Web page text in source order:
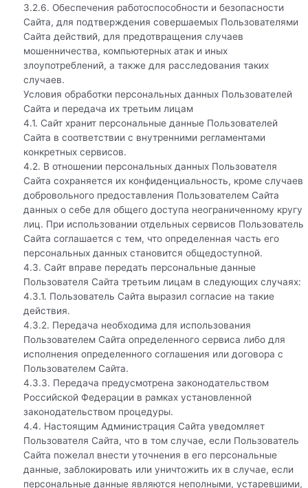
3.2.6. Обеспечения работоспособности и безопасности
Сайта, для подтверждения совершаемых Пользователями
Сайта действий, для предотвращения случаев
мошенничества, компьютерных атак и иных
злоупотреблений, а также для расследования таких
случаев.
Условия обработки персональных данных Пользователей
Сайта и передача их третьим лицам
4.1. Сайт хранит персональные данные Пользователей
Сайта в соответствии с внутренними регламентами
конкретных сервисов.
4.2. В отношении персональных данных Пользователя
Сайта сохраняется их конфиденциальность, кроме случаев
добровольного предоставления Пользователем Сайта
данных о себе для общего доступа неограниченному кругу
лиц. При использовании отдельных сервисов Пользователь
Сайта соглашается с тем, что определенная часть его
персональных данных становится общедоступной.
4.3. Сайт вправе передать персональные данные
Пользователя Сайта третьим лицам в следующих случаях:
4.3.1. Пользователь Сайта выразил согласие на такие
действия.
4.3.2. Передача необходима для использования
Пользователем Сайта определенного сервиса либо для
исполнения определенного соглашения или договора с
Пользователем Сайта.
4.3.3. Передача предусмотрена законодательством
Российской Федерации в рамках установленной
законодательством процедуры.
4.4. Настоящим Администрация Сайта уведомляет
Пользователя Сайта, что в том случае, если Пользователь
Сайта пожелал внести уточнения в его персональные
данные, заблокировать или уничтожить их в случае, если
персональные данные являются неполными, устаревшими,